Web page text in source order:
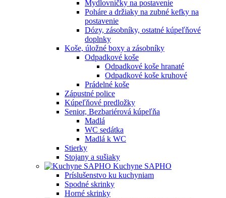
Mydlovničky na postavenie
Poháre a držiaky na zubné kefky na
postavenie
Dózy, zásobníky, ostatné kúpeľňové
doplnky
Koše, úložné boxy a zásobníky
Odpadkové koše
Odpadkové koše hranaté
Odpadkové koše kruhové
Prádelné koše
Zápustné police
Kúpeľňové predložky
Senior, Bezbariérová kúpeľňa
Madlá
WC sedátka
Madlá k WC
Stierky
Stojany a sušiaky
Kuchyne SAPHO
Príslušenstvo ku kuchyniam
Spodné skrinky
Horné skrinky